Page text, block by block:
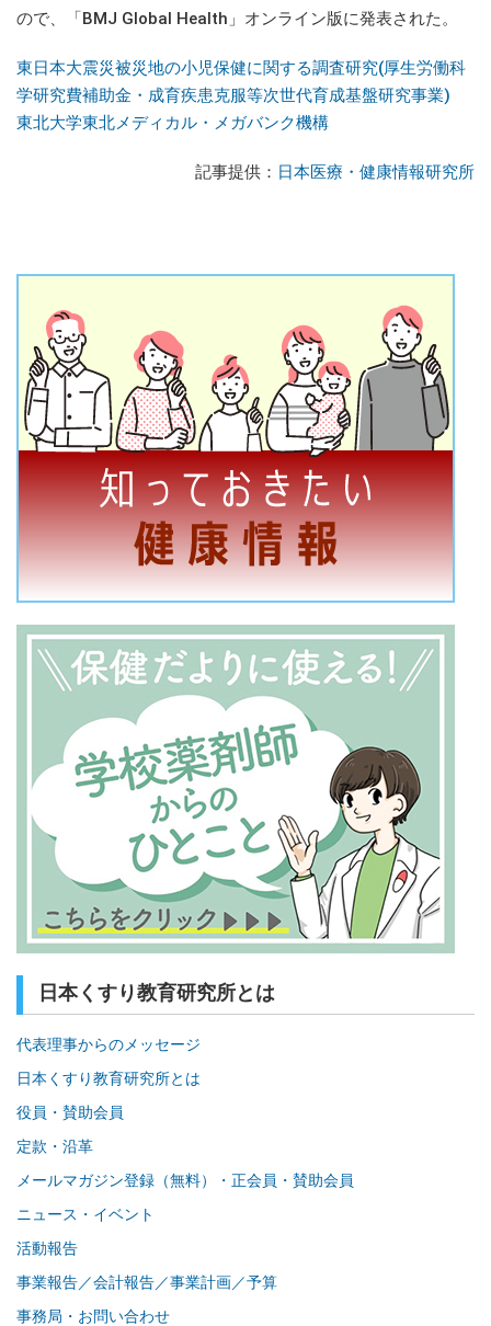
ので、「BMJ Global Health」オンライン版に発表された。
東日本大震災被災地の小児保健に関する調査研究(厚生労働科
学研究費補助金・成育疾患克服等次世代育成基盤研究事業)
東北大学東北メディカル・メガバンク機構
記事提供： 日本医療・健康情報研究所
日本くすり教育研究所とは
代表理事からのメッセージ
日本くすり教育研究所とは
役員・賛助会員
定款・沿革
メールマガジン登録（無料）・正会員・賛助会員
ニュース・イベント
活動報告
事業報告／会計報告／事業計画／予算
事務局・お問い合わせ